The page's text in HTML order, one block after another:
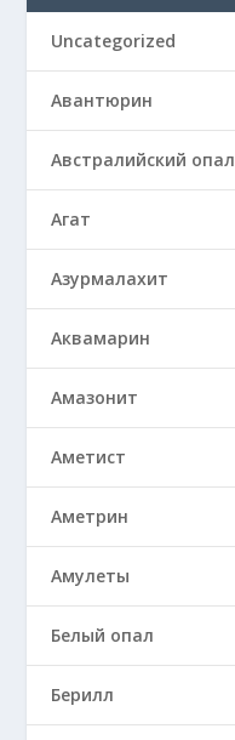
Uncategorized
Авантюрин
Австралийский опал
Агат
Азурмалахит
Аквамарин
Амазонит
Аметист
Аметрин
Амулеты
Белый опал
Берилл